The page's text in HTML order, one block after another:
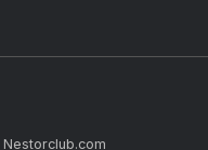
Nestorclub.com